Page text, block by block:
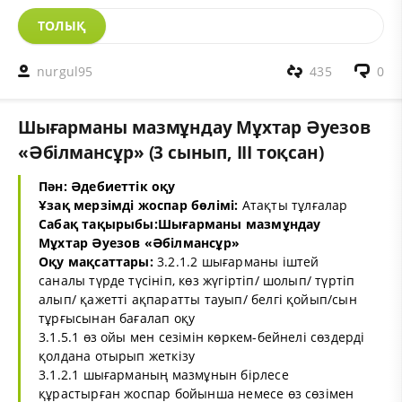
ТОЛЫҚ
nurgul95 0
435
Шығарманы мазмұндау Мұхтар Әуезов
«Әбілмансұр» (3 сынып, III тоқсан)
Пән: Әдебиеттік оқу
Ұзақ мерзімді жоспар бөлімі: Атақты тұлғалар
Сабақ тақырыбы:Шығарманы мазмұндау
Мұхтар Әуезов «Әбілмансұр»
Оқу мақсаттары:3.2.1.2 шығарманы іштей
саналы түрде түсініп, көз жүгіртіп/ шолып/ түртіп
алып/ қажетті ақпаратты тауып/ белгі қойып/сын
тұрғысынан бағалап оқу
3.1.5.1 өз ойы мен сезімін көркем-бейнелі сөздерді
қолдана отырып жеткізу
3.1.2.1 шығарманың мазмұнын бірлесе
құрастырған жоспар бойынша немесе өз сөзімен